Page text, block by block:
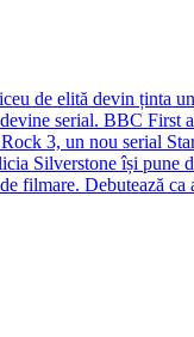
de elită devin ținta
serial. BBC First
3, un nou serial
Silverstone își pune
filmare. Debutează